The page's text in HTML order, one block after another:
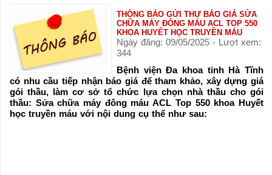
THÔNG BÁO GỬI THƯ BÁO GIÁ SỬA
CHỮA MÁY ĐÔNG MÁU ACL TOP 550
KHOA HUYẾT HỌC TRUYỀN MÁU
Ngày đăng: 09/05/2025 - Lượt xem:
344
Bệnh viện Đa khoa tỉnh Hà Tĩnh
có nhu cầu tiếp nhận báo giá để tham khảo, xây dựng giá
gói thầu, làm cơ sở tổ chức lựa chọn nhà thầu cho gói
thầu: Sửa chữa máy đông máu ACL Top 550 khoa Huyết
học truyền máu với nội dung cụ thể như sau: